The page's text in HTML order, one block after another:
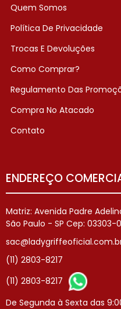
Quem Somos
Política De Privacidade
Trocas E Devoluções
Como Comprar?
Regulamento Das
Compra No Atacado
Contato
ENDEREÇO
Matriz: Avenida Padre
São Paulo - SP Cep: 03303-
(11) 2803-8217
(11) 2803-8217
De Segunda à Sexta das